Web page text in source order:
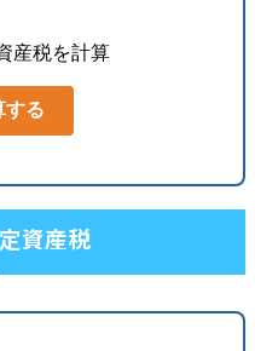
産税を計算
る
資産税